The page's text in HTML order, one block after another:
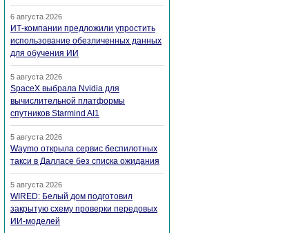
6 августа 2026
ИТ-компании предложили упростить
использование обезличенных данных
для обучения ИИ
5 августа 2026
SpaceX выбрала Nvidia для
вычислительной платформы
спутников Starmind AI1
5 августа 2026
Waymo открыла сервис беспилотных
такси в Далласе без списка ожидания
5 августа 2026
WIRED: Белый дом подготовил
закрытую схему проверки передовых
ИИ-моделей